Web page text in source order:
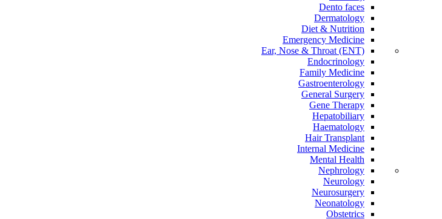
Dento faces
Dermatology
Diet & Nutrition
Emergency Medicine
Ear, Nose & Throat (ENT)
Endocrinology
Family Medicine
Gastroenterology
General Surgery
Gene Therapy
Hepatobiliary
Haematology
Hair Transplant
Internal Medicine
Mental Health
Nephrology
Neurology
Neurosurgery
Neonatology
Obstetrics